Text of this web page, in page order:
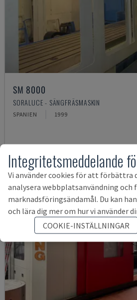
SM 8000
SORALUCE - SÄNGFRÄSMASKIN
SPANIEN 1999
Integritetsmeddelande
Vi använder cookies för att förbättra
analysera webbplatsanvändning och
marknadsföringsändamål. Du kan
och lära dig mer om hur vi använder
COOKIE-INSTÄLLNINGAR